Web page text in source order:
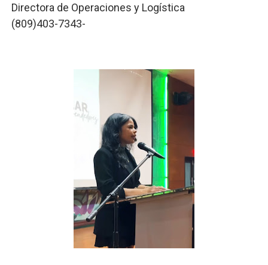
Directora de Operaciones y Logística
(809)403-7343-